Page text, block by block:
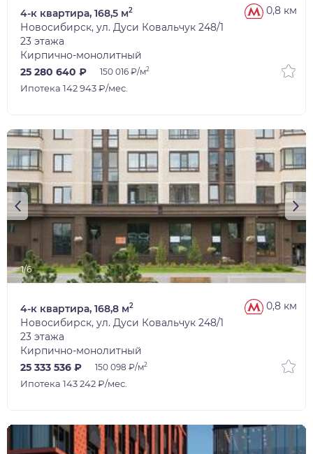
0,8 км
4-к квартира, 168,5 м2
Новосибирск, ул. Дуси Ковальчук 248/1
23 этажа
Кирпично-монолитный
25 280 640 ₽
150 016 ₽/м2
Ипотека 142 943 ₽/мес.
1/6
0,8 км
4-к квартира, 168,8 м2
Новосибирск, ул. Дуси Ковальчук 248/1
23 этажа
Кирпично-монолитный
25 333 536 ₽
150 098 ₽/м2
Ипотека 143 242 ₽/мес.